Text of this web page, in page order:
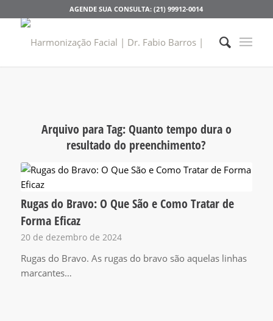
AGENDE SUA CONSULTA: (21) 99912-0014
Arquivo para Tag:Quanto tempo dura o
resultado do preenchimento?
Rugas do Bravo: O Que São e Como Tratar de
Forma Eficaz
20 de dezembro de 2024
Rugas do Bravo. As rugas do bravo são aquelas linhas
marcantes…